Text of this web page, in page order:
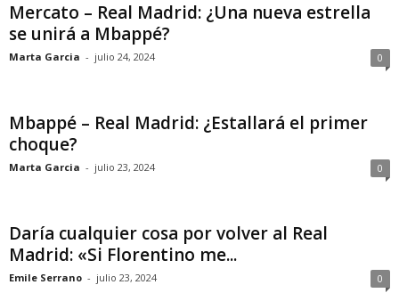
Mercato – Real Madrid: ¿Una nueva estrella
se unirá a Mbappé?
Marta Garcia - julio 24, 2024 0
Mbappé – Real Madrid: ¿Estallará el primer
choque?
Marta Garcia - julio 23, 2024 0
Daría cualquier cosa por volver al Real
Madrid: «Si Florentino me...
Emile Serrano - julio 23, 2024 0